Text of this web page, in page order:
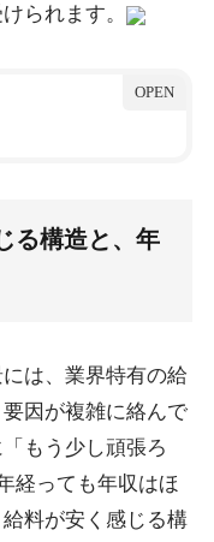
られます。
構造的な原因
と優先順位
性と実例
る構造と、年
は、業界特有の給
因が複雑に絡んで
もう少し頑張ろ
経っても年収はほ
料が安く感じる構